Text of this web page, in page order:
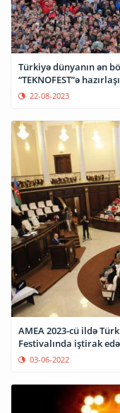
Türkiyə dünyanın ən
“TEKNOFEST”ə
22-08-2023
AMEA 2023-cü ildə
Festivalında iştirak
03-06-2022